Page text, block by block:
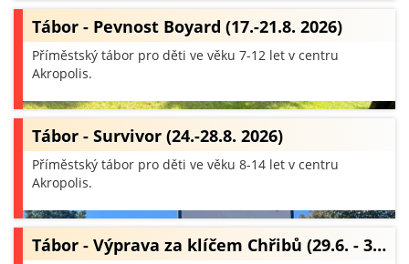
Tábor - Pevnost Boyard (17.-21.8. 2026)
Příměstský tábor pro děti ve věku 7-12 let v centru
Akropolis.
Tábor - Survivor (24.-28.8. 2026)
Příměstský tábor pro děti ve věku 8-14 let v centru
Akropolis.
Tábor - Výprava za klíčem Chřibů (29.6. - 3…